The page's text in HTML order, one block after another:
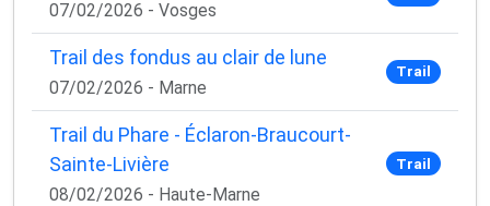
07/02/2026 - Vosges
Trail des fondus au clair de lune
07/02/2026 - Marne
Trail
Trail du Phare - Éclaron-Braucourt-
Sainte-Livière
08/02/2026 - Haute-Marne
Trail